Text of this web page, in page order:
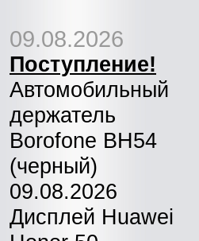
09.08.2026
Поступление!
Автомобильный
держатель
Borofone BH54
(черный)
09.08.2026
Дисплей Huawei